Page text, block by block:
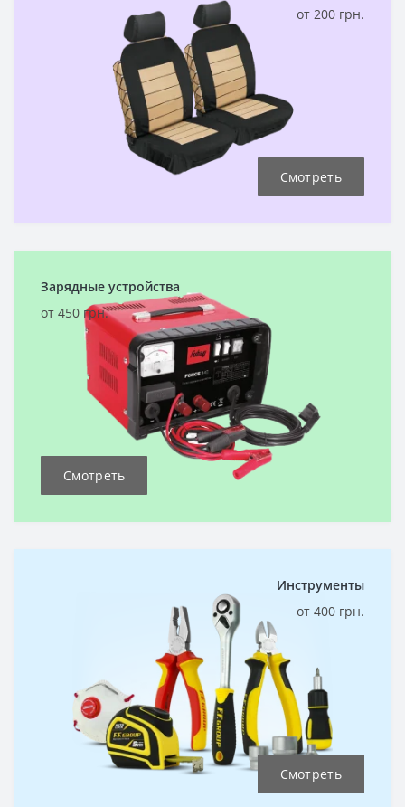
от 200 грн.
Смотреть
Зарядные устройства
от 450 грн.
Смотреть
Инструменты
от 400 грн.
Смотреть